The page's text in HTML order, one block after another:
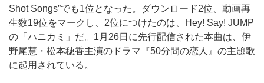
Shot Songs”でも1位となった。ダウンロード2位、動画再
生数19位をマークし、2位につけたのは、Hey! Say! JUMP
の「ハニカミ」だ。1月26日に先行配信された本曲は、伊
野尾慧・松本穂香主演のドラマ『50分間の恋人』の主題歌
に起用されている。